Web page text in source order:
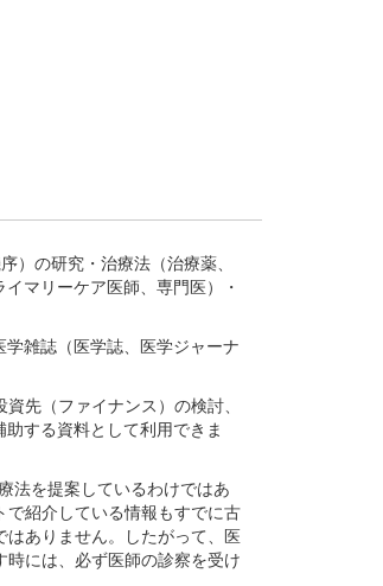
の研究・治療法（治療薬、
マリーケア医師、専門医）・
雑誌（医学誌、医学ジャーナ
先（ファイナンス）の検討、
する資料として利用できま
法を提案しているわけではあ
紹介している情報もすでに古
ありません。したがって、医
には、必ず医師の診察を受け